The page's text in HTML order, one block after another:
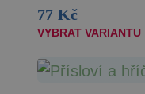
77 Kč
VYBRAT VARIANTU